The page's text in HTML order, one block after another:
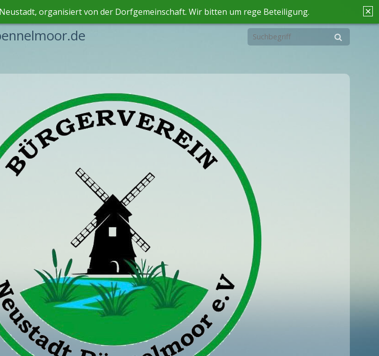
✕
organisiert von der Dorfgemeinschaft. Wir bitten um rege Beteiligung.